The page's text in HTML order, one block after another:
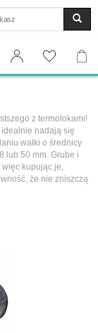
z termolokami!
idealnie nadają się
wałki o średnicy
lub 50 mm. Grube i
kupując je,
że nie zniszczą